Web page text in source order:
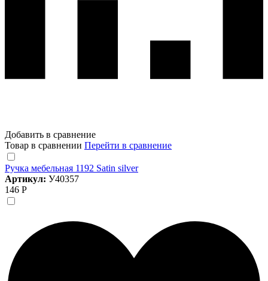
Добавить в сравнение
Товар в сравнении Перейти в сравнение
Ручка мебельная 1192 Satin silver
Артикул: У40357
146 Р